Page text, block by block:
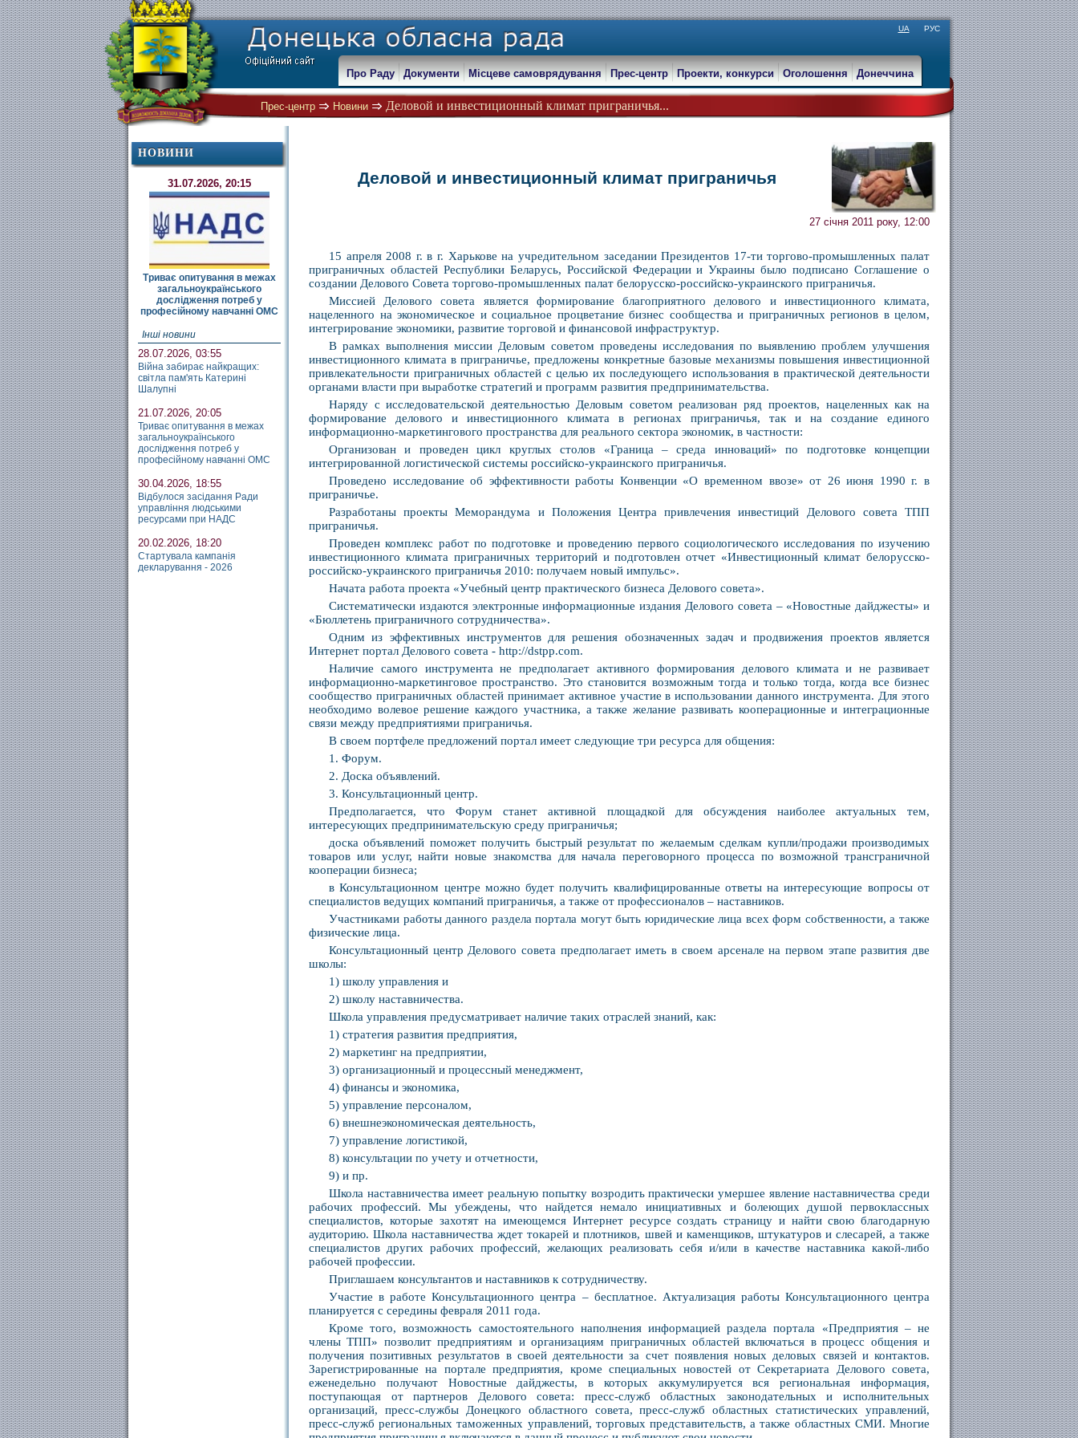
UA РУС
Прес-центр Новини Деловой и инвестиционный климат приграничья...
Про Раду Документи Місцеве самоврядування Прес-центр Проекти, конкурси Оголошення Донеччина
НОВИНИ
31.07.2026, 20:15
Триває опитування в межах
загальноукраїнського
дослідження потреб у
професійному навчанні ОМС
Інші новини
28.07.2026, 03:55
Війна забирає найкращих:
світла пам'ять Катерині
Шалупні
21.07.2026, 20:05
Триває опитування в межах
загальноукраїнського
дослідження потреб у
професійному навчанні ОМС
30.04.2026, 18:55
Відбулося засідання Ради
управління людськими
ресурсами при НАДС
20.02.2026, 18:20
Стартувала кампанія
декларування - 2026
Деловой и инвестиционный климат приграничья
27 січня 2011 року, 12:00
15 апреля 2008 г. в г. Харькове на учредительном заседании Президентов 17-ти торгово-промышленных палат
приграничных областей Республики Беларусь, Российской Федерации и Украины было подписано Соглашение о
создании Делового Совета торгово-промышленных палат белорусско-российско-украинского приграничья.
Миссией Делового совета является формирование благоприятного делового и инвестиционного климата,
нацеленного на экономическое и социальное процветание бизнес сообщества и приграничных регионов в целом,
интегрирование экономики, развитие торговой и финансовой инфраструктур.
В рамках выполнения миссии Деловым советом проведены исследования по выявлению проблем улучшения
инвестиционного климата в приграничье, предложены конкретные базовые механизмы повышения инвестиционной
привлекательности приграничных областей с целью их последующего использования в практической деятельности
органами власти при выработке стратегий и программ развития предпринимательства.
Наряду с исследовательской деятельностью Деловым советом реализован ряд проектов, нацеленных как на
формирование делового и инвестиционного климата в регионах приграничья, так и на создание единого
информационно-маркетингового пространства для реального сектора экономик, в частности:
Организован и проведен цикл круглых столов «Граница – среда инноваций» по подготовке концепции
интегрированной логистической системы российско-украинского приграничья.
Проведено исследование об эффективности работы Конвенции «О временном ввозе» от 26 июня 1990 г. в
приграничье.
Разработаны проекты Меморандума и Положения Центра привлечения инвестиций Делового совета ТПП
приграничья.
Проведен комплекс работ по подготовке и проведению первого социологического исследования по изучению
инвестиционного климата приграничных территорий и подготовлен отчет «Инвестиционный климат белорусско-
российско-украинского приграничья 2010: получаем новый импульс».
Начата работа проекта «Учебный центр практического бизнеса Делового совета».
Систематически издаются электронные информационные издания Делового совета – «Новостные дайджесты» и
«Бюллетень приграничного сотрудничества».
Одним из эффективных инструментов для решения обозначенных задач и продвижения проектов является
Интернет портал Делового совета - http://dstpp.com.
Наличие самого инструмента не предполагает активного формирования делового климата и не развивает
информационно-маркетинговое пространство. Это становится возможным тогда и только тогда, когда все бизнес
сообщество приграничных областей принимает активное участие в использовании данного инструмента. Для этого
необходимо волевое решение каждого участника, а также желание развивать кооперационные и интеграционные
связи между предприятиями приграничья.
В своем портфеле предложений портал имеет следующие три ресурса для общения:
1. Форум.
2. Доска объявлений.
3. Консультационный центр.
Предполагается, что Форум станет активной площадкой для обсуждения наиболее актуальных тем,
интересующих предпринимательскую среду приграничья;
доска объявлений поможет получить быстрый результат по желаемым сделкам купли/продажи производимых
товаров или услуг, найти новые знакомства для начала переговорного процесса по возможной трансграничной
кооперации бизнеса;
в Консультационном центре можно будет получить квалифицированные ответы на интересующие вопросы от
специалистов ведущих компаний приграничья, а также от профессионалов – наставников.
Участниками работы данного раздела портала могут быть юридические лица всех форм собственности, а также
физические лица.
Консультационный центр Делового совета предполагает иметь в своем арсенале на первом этапе развития две
школы:
1) школу управления и
2) школу наставничества.
Школа управления предусматривает наличие таких отраслей знаний, как:
1) стратегия развития предприятия,
2) маркетинг на предприятии,
3) организационный и процессный менеджмент,
4) финансы и экономика,
5) управление персоналом,
6) внешнеэкономическая деятельность,
7) управление логистикой,
8) консультации по учету и отчетности,
9) и пр.
Школа наставничества имеет реальную попытку возродить практически умершее явление наставничества среди
рабочих профессий. Мы убеждены, что найдется немало инициативных и болеющих душой первоклассных
специалистов, которые захотят на имеющемся Интернет ресурсе создать страницу и найти свою благодарную
аудиторию. Школа наставничества ждет токарей и плотников, швей и каменщиков, штукатуров и слесарей, а также
специалистов других рабочих профессий, желающих реализовать себя и/или в качестве наставника какой-либо
рабочей профессии.
Приглашаем консультантов и наставников к сотрудничеству.
Участие в работе Консультационного центра – бесплатное. Актуализация работы Консультационного центра
планируется с середины февраля 2011 года.
Кроме того, возможность самостоятельного наполнения информацией раздела портала «Предприятия – не
члены ТПП» позволит предприятиям и организациям приграничных областей включаться в процесс общения и
получения позитивных результатов в своей деятельности за счет появления новых деловых связей и контактов.
Зарегистрированные на портале предприятия, кроме специальных новостей от Секретариата Делового совета,
еженедельно получают Новостные дайджесты, в которых аккумулируется вся региональная информация,
поступающая от партнеров Делового совета: пресс-служб областных законодательных и исполнительных
организаций, пресс-службы Донецкого областного совета, пресс-служб областных статистических управлений,
пресс-служб региональных таможенных управлений, торговых представительств, а также областных СМИ. Многие